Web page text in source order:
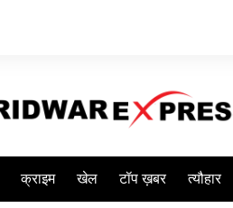
क्राइम खेल टॉप ख़बर त्यौहार